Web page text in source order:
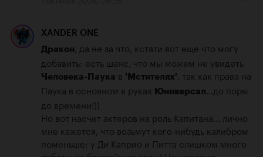
XANDER ONE
Дракон, да не за что, кстати вот еще что могу
Человека-Паука в 'Мстителях', так как права на
Паука в основном в руках Юниверсал...до поры
до времени!))
Но вот насчет актеров на роль Капитана... лично
мне кажется, что возьмут кого-нибудь калибром
поменьше: у Ди Каприо и Питта слишком много